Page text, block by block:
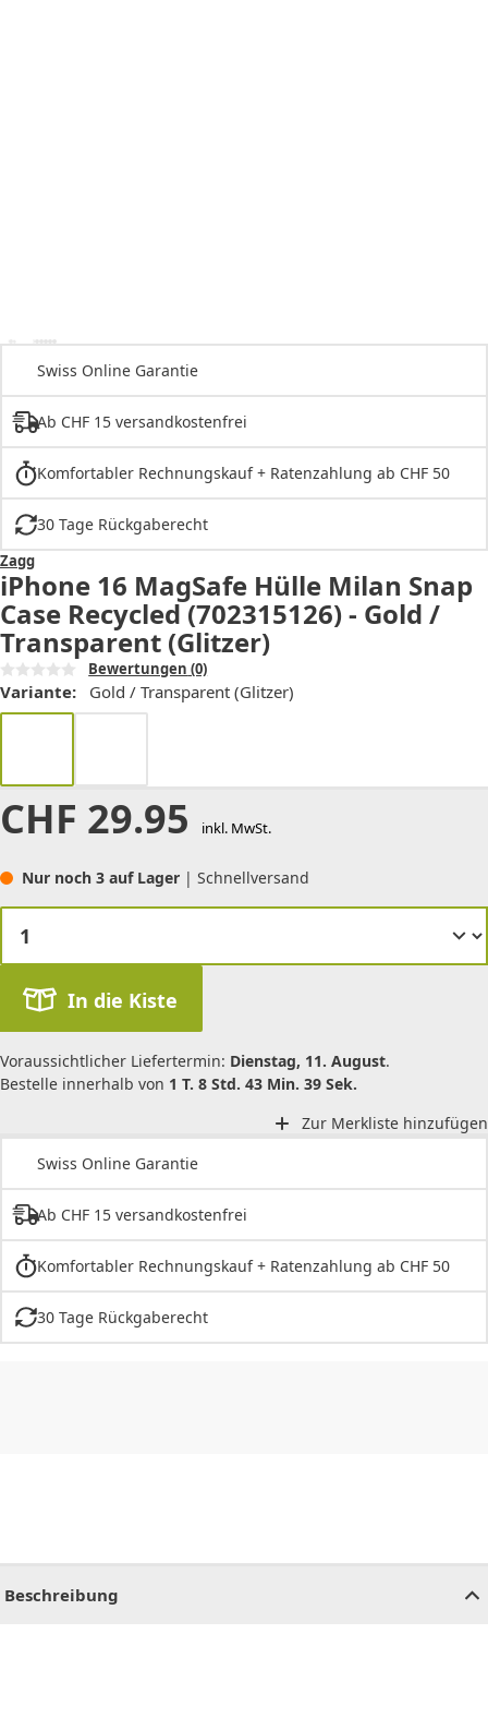
Swiss Online Garantie
Ab CHF 15 versandkostenfrei
Komfortabler Rechnungskauf + Ratenzahlung ab CHF 50
30 Tage Rückgaberecht
Zagg
iPhone 16 MagSafe Hülle Milan Snap
Case Recycled (702315126) - Gold /
Transparent (Glitzer)
Bewertungen (0)
Variante: Gold / Transparent (Glitzer)
CHF 29.95 inkl. MwSt.
Nur noch 3 auf Lager | Schnellversand
In die Kiste
Voraussichtlicher Liefertermin: Dienstag, 11. August.
Bestelle innerhalb von 1 T. 8 Std. 43 Min. 39 Sek.
Zur Merkliste hinzufügen
Swiss Online Garantie
Ab CHF 15 versandkostenfrei
Komfortabler Rechnungskauf + Ratenzahlung ab CHF 50
30 Tage Rückgaberecht
Beschreibung